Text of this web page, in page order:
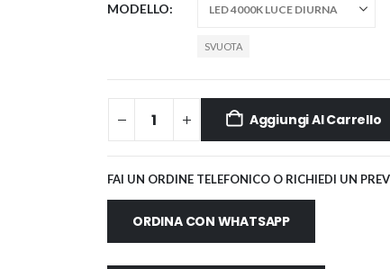
MODELLO
SVUOTA
Aggiungi Al Carrello
FAI UN ORDINE TELEFONICO O RICHIEDI UN
ORDINA CON WHATSAPP